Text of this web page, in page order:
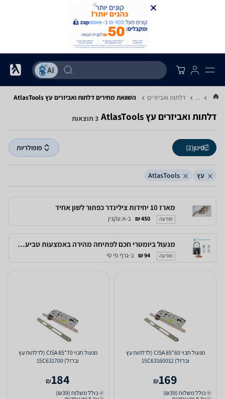
... דלתות ואביזרים השוואת מחירים דלתות ואביזרים ‏עץ ‏AtlasTools
דלתות ואביזרים ‏עץ ‏AtlasTools 3 תוצאות
סינון(2) פופולריות
עץ AtlasTools
מארז 10 יחידות צילינדר כפתור לשון אחיד
מודעה 450 ₪ ב-א.עקנין
מנעול ביומטרי חכם לפתיחה מהירה באמצעות טביעת אצבע, לשימוש של עד 10 משתמשים
מודעה 94 ₪ ב-גרף פי סי
מנעול חבוי 60*85 CISA (לדלתות עץ
וברזל) 15C63160012
169
₪
כולל משלוח (₪39)
מנעול חבוי 70*85 CISA (לדלתות עץ
וברזל) 15C631700
184
₪
כולל משלוח (₪39)